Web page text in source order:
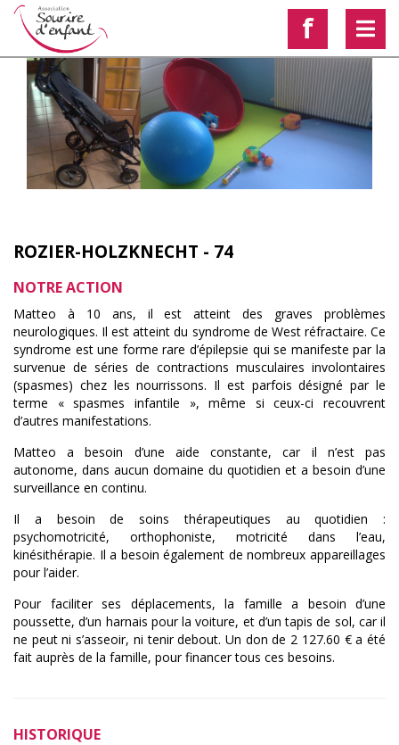
f
ROZIER-HOLZKNECHT - 74
NOTRE ACTION
Matteo à 10 ans, il est atteint des graves problèmes
neurologiques. Il est atteint du syndrome de West réfractaire. Ce
syndrome est une forme rare d’épilepsie qui se manifeste par la
survenue de séries de contractions musculaires involontaires
(spasmes) chez les nourrissons. Il est parfois désigné par le
terme « spasmes infantile », même si ceux-ci recouvrent
d’autres manifestations.
Matteo a besoin d’une aide constante, car il n’est pas
autonome, dans aucun domaine du quotidien et a besoin d’une
surveillance en continu.
Il a besoin de soins thérapeutiques au quotidien :
psychomotricité, orthophoniste, motricité dans l’eau,
kinésithérapie. Il a besoin également de nombreux appareillages
pour l’aider.
Pour faciliter ses déplacements, la famille a besoin d’une
poussette, d’un harnais pour la voiture, et d’un tapis de sol, car il
ne peut ni s’asseoir, ni tenir debout. Un don de 2 127.60 € a été
fait auprès de la famille, pour financer tous ces besoins.
HISTORIQUE